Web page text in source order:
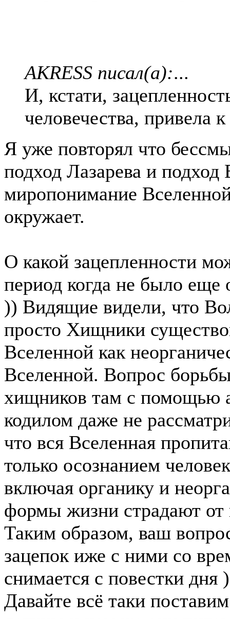
AKRESS писал(а):...
И, кстати,
человечества, привела
Я уже повторял что
подход Лазарева и
миропонимание
окружает.
О какой зацепленности
период когда не было еще
)) Видящие видели, что
просто Хищники
Вселенной как
Вселенной. Вопрос
хищников там с помощью
кодилом даже не
что вся Вселенная
только осознанием
включая органику и
формы жизни страдают
Таким образом, ваш
зацепок иже с ними со
снимается с повестки дня )
Давайте всё таки